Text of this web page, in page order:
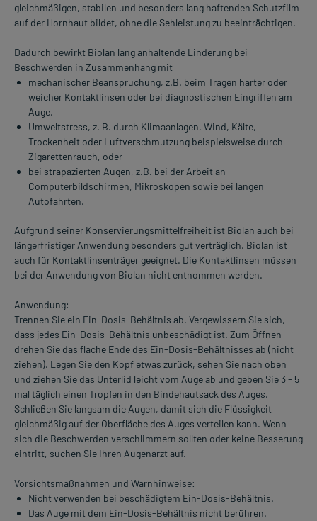
gleichmäßigen, stabilen und besonders lang haftenden Schutzfilm
auf der Hornhaut bildet, ohne die Sehleistung zu beeinträchtigen.
Dadurch bewirkt Biolan lang anhaltende Linderung bei
Beschwerden in Zusammenhang mit
mechanischer Beanspruchung, z.B. beim Tragen harter oder
weicher Kontaktlinsen oder bei diagnostischen Eingriffen am
Auge.
Umweltstress, z. B. durch Klimaanlagen, Wind, Kälte,
Trockenheit oder Luftverschmutzung beispielsweise durch
Zigarettenrauch, oder
bei strapazierten Augen, z.B. bei der Arbeit an
Computerbildschirmen, Mikroskopen sowie bei langen
Autofahrten.
Aufgrund seiner Konservierungsmittelfreiheit ist Biolan auch bei
längerfristiger Anwendung besonders gut verträglich. Biolan ist
auch für Kontaktlinsenträger geeignet. Die Kontaktlinsen müssen
bei der Anwendung von Biolan nicht entnommen werden.
Anwendung:
Trennen Sie ein Ein-Dosis-Behältnis ab. Vergewissern Sie sich,
dass jedes Ein-Dosis-Behältnis unbeschädigt ist. Zum Öffnen
drehen Sie das flache Ende des Ein-Dosis-Behältnisses ab (nicht
ziehen). Legen Sie den Kopf etwas zurück, sehen Sie nach oben
und ziehen Sie das Unterlid leicht vom Auge ab und geben Sie 3 - 5
mal täglich einen Tropfen in den Bindehautsack des Auges.
Schließen Sie langsam die Augen, damit sich die Flüssigkeit
gleichmäßig auf der Oberfläche des Auges verteilen kann. Wenn
sich die Beschwerden verschlimmern sollten oder keine Besserung
eintritt, suchen Sie Ihren Augenarzt auf.
Vorsichtsmaßnahmen und Warnhinweise:
Nicht verwenden bei beschädigtem Ein-Dosis-Behältnis.
Das Auge mit dem Ein-Dosis-Behältnis nicht berühren.